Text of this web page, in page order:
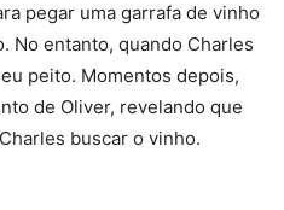
pegar uma garrafa de vinho
No entanto, quando Charles
peito. Momentos depois,
de Oliver, revelando que
buscar o vinho.